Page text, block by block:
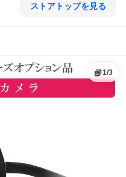
ストアトップを見る
1/3